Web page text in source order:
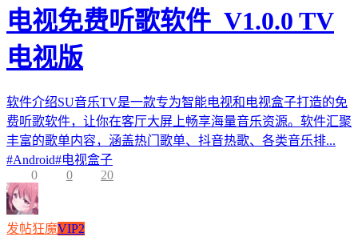
电视免费听歌软件_V1.0.0 TV
电视版
软件介绍SU音乐TV是一款专为智能电视和电视盒子打造的免
费听歌软件，让你在客厅大屏上畅享海量音乐资源。软件汇聚
丰富的歌单内容，涵盖热门歌单、抖音热歌、各类音乐排...
#Android#电视盒子
0
0 20
发帖狂魔VIP2